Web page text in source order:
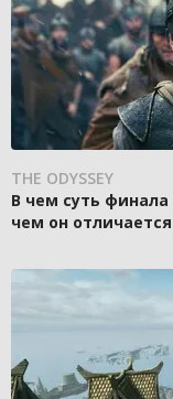
THE ODYSSEY
В чем суть
чем он